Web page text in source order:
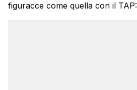
figuracce come quella con il TAP: